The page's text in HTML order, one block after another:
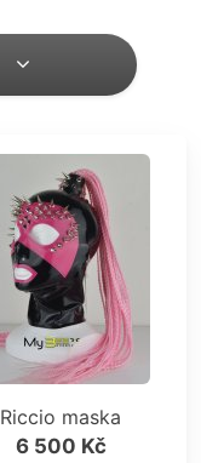
Riccio maska
6 500 Kč